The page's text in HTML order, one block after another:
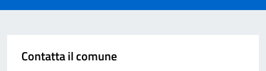
Contatta il comune